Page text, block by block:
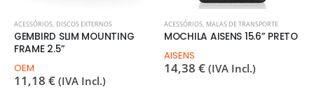
ACESSÓRIOS, DISCOS EXTERNOS
GEMBIRD SLIM MOUNTING
FRAME 2.5”
OEM
11,18 € (IVA Incl.)
ACESSÓRIOS, MALAS DE TRANSPORTE
MOCHILA AISENS 15.6” PRETO
AISENS
14,38 € (IVA Incl.)